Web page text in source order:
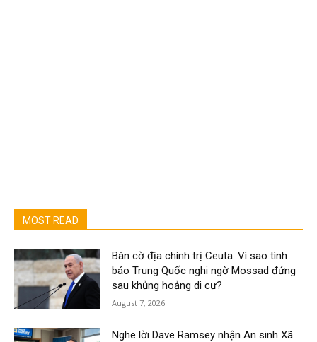
MOST READ
Bàn cờ địa chính trị Ceuta: Vì sao tình
báo Trung Quốc nghi ngờ Mossad đứng
sau khủng hoảng di cư?
August 7, 2026
Nghe lời Dave Ramsey nhận An sinh Xã